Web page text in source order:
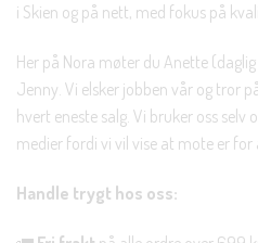
i Skien og på nett, med fokus på
Her på Nora møter du Anette
Jenny. Vi elsker jobben vår og tror
hvert eneste salg. Vi bruker oss selv
medier fordi vi vil vise at mote er for
Handle trygt hos oss: